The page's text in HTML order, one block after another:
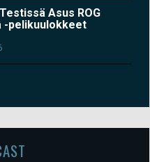
Asus ROG
-pelikuulokkeet